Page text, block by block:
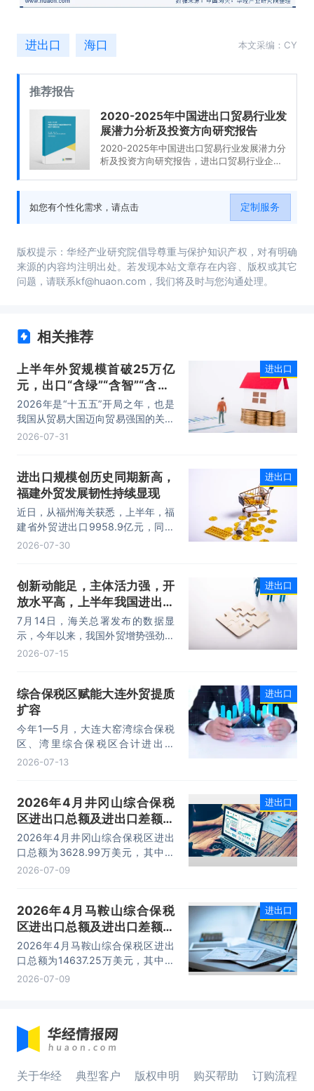
进出口 海口 本文采编：CY
推荐报告
2020-2025年中国进出口贸易行业发
展潜力分析及投资方向研究报告
2020-2025年中国进出口贸易行业发展潜力分
析及投资方向研究报告，进出口贸易行业企业
国进出口贸易行业发展战略及规划建议。
如您有个性化需求，请点击 定制服务
版权提示：华经产业研究院倡导尊重与保护知识产权，对有明确
来源的内容均注明出处。若发现本站文章存在内容、版权或其它
问题，请联系kf@huaon.com，我们将及时与您沟通处理。
相关推荐
上半年外贸规模首破25万亿
元，出口“含绿”“含智”“含新”
量稳步攀升
2026年是“十五五”开局之年，也是
我国从贸易大国迈向贸易强国的关键
时期。上半年，我国进出口规模历史
品为代表的高附加值产品出口占比显
著提升，成为外贸提质增效的核心引
擎，为加快建设贸易强国注入了强劲
动力。
2026-07-31
进出口
进出口规模创历史同期新高，
福建外贸发展韧性持续显现
近日，从福州海关获悉，上半年，福
建省外贸进出口9958.9亿元，同比
增长8.2%。其中，出口5740.1亿
进口规模均创历史同期新高，外贸运
行呈现“稳中有进，进中提质”的良好
态势。
2026-07-30
进出口
创新动能足，主体活力强，开
放水平高，上半年我国进出口
规模首次突破25万亿元
7月14日，海关总署发布的数据显
示，今年以来，我国外贸增势强劲、
走势稳健。据海关统计，今年上半
14.73万亿元，增长13.4%，进口
10.74万亿元，增长22.1%。
2026-07-15
进出口
综合保税区赋能大连外贸提质
扩容
今年1—5月，大连大窑湾综合保税
区、湾里综合保税区合计进出口
332.22亿元，同比增长21%，占大
台。
2026-07-13
进出口
2026年4月井冈山综合保税
区进出口总额及进出口差额统
计分析
2026年4月井冈山综合保税区进出
口总额为3628.99万美元，其中：
出口额为1562.95万美元，进口额为
2026-07-09
进出口
2026年4月马鞍山综合保税
区进出口总额及进出口差额统
计分析
2026年4月马鞍山综合保税区进出
口总额为14637.25万美元，其中：
出口额为14365.71万美元，进口额
2026-07-09
进出口
关于华经 典型客户 版权申明 购买帮助 订购流程